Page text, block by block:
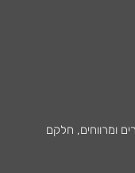
ומרווחים, חלקם